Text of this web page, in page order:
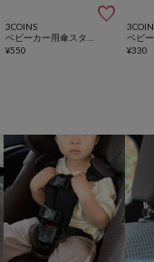

3COINS
¥550 ¥330